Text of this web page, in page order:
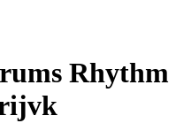
Rhythm